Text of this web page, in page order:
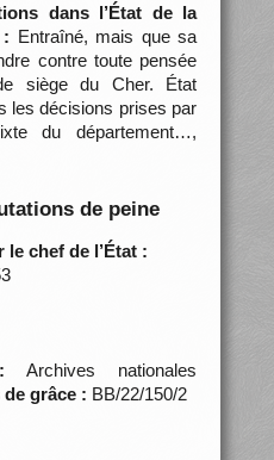
dans l’État de la
Entraîné, mais que sa
contre toute pensée
siège du Cher. État
les décisions prises par
du département…,
de peine
le chef de l’État :
Archives nationales
grâce : BB/22/150/2